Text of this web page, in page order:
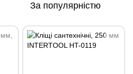
За популярністю